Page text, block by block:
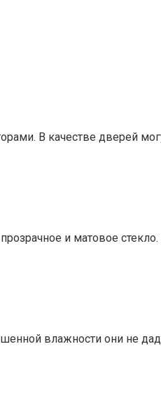
В качестве дверей
и матовое
влажности они не